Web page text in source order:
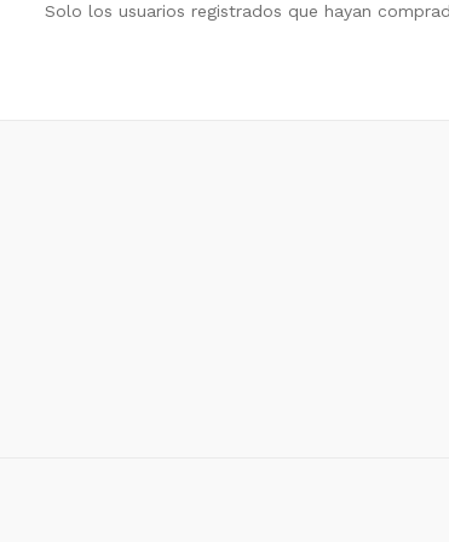
Solo los usuarios registrados que hayan